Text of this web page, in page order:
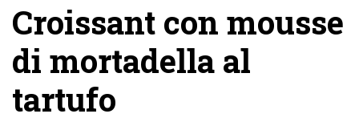
Croissant con mousse
di mortadella al
tartufo